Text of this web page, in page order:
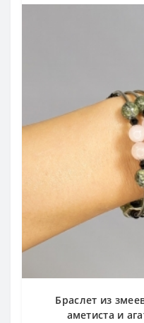
Браслет из
аметиста и